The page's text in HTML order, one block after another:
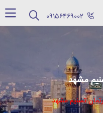
مشهد
تسنیم مشهد